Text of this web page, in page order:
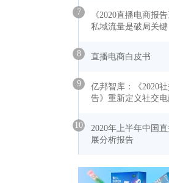
7
《2020直播电商报
私域流量是破局关键
8 直播电商白皮书
9
亿邦智库：《2020
告》重新定义社交
10
2020年上半年中国
展分析报告